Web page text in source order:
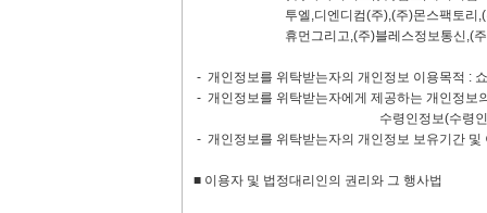
투엘,디엔디컴(주),(주)몬스팩토리,(주)디엠
휴먼그리고,(주)블레스정보통신,(주)디스
- 개인정보를 위탁받는자의 개인정보 이용목적 :
- 개인정보를 위탁받는자에게 제공하는 개인정보
수령인정보(수령인명,전화번
- 개인정보를 위탁받는자의 개인정보 보유기간 및
■ 이용자 및 법정대리인의 권리와 그 행사법